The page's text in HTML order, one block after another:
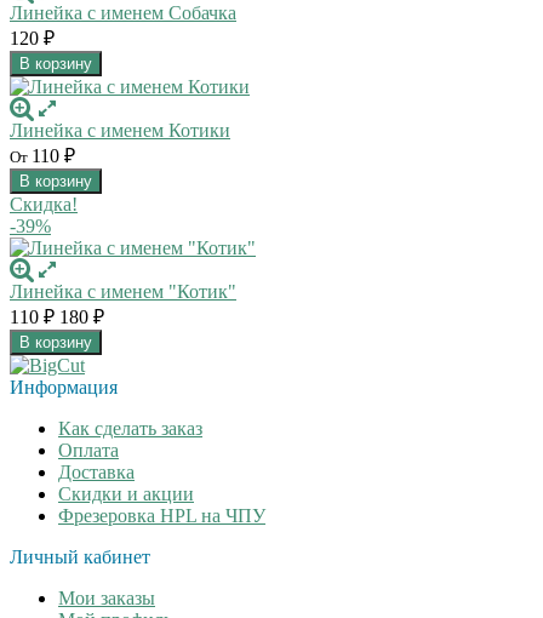
Линейка с именем Собачка
120 ₽
В корзину
Линейка с именем Котики
От 110 ₽
В корзину
Скидка!
-39%
Линейка с именем "Котик"
110 ₽ 180 ₽
В корзину
Информация
Как сделать заказ
Оплата
Доставка
Скидки и акции
Фрезеровка HPL на ЧПУ
Личный кабинет
Мои заказы